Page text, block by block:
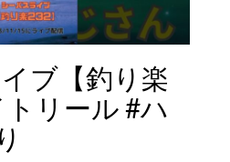
ブ【釣り楽
リール #ハ